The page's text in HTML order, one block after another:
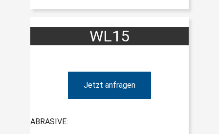
WL15
Jetzt anfragen
ABRASIVE: